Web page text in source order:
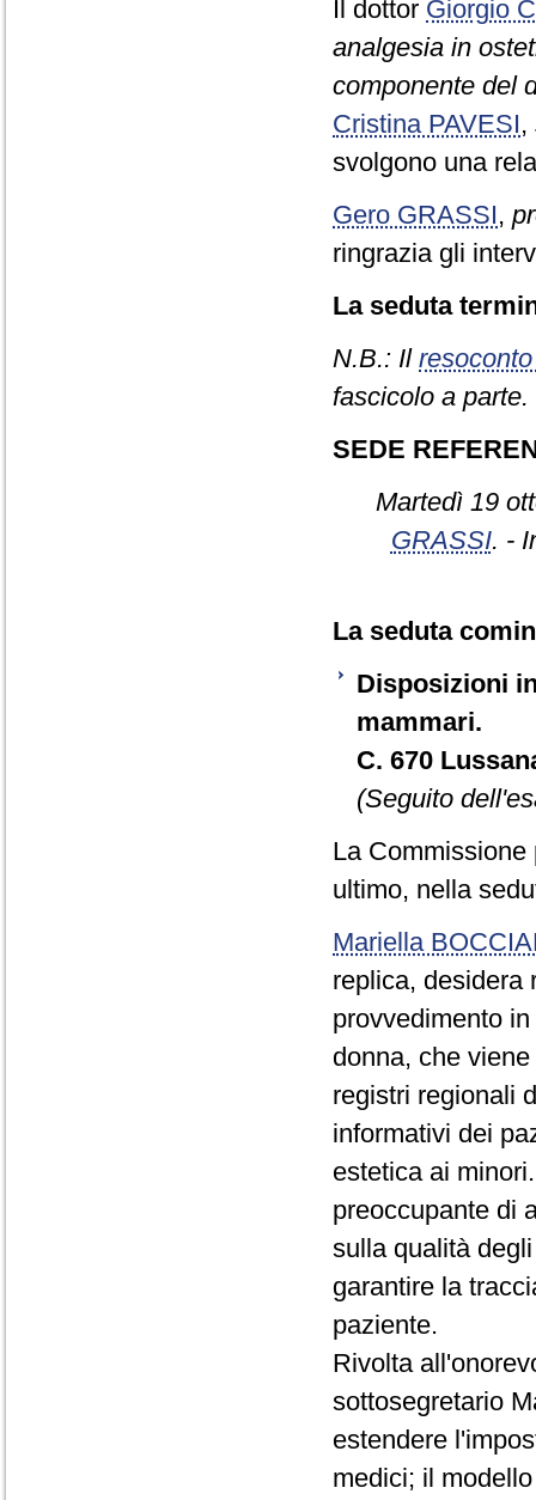
Il dottor Giorgio
analgesia in
componente del
Cristina PAVESI,
svolgono una
Gero GRASSI,
ringrazia gli
La seduta
N.B.: Il
fascicolo a parte.
SEDE
Martedì 19
GRASSI. -
La seduta
Disposizioni
mammari.
C. 670
(Seguito
La
ultimo, nella
Mariella
replica, desidera
provvedimento
donna, che
registri regionali
informativi dei
estetica ai
preoccupante di
sulla qualità
garantire la
paziente.
Rivolta
sottosegretario
estendere
medici; il